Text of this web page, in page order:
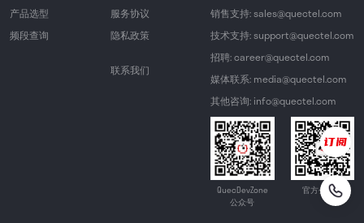
产品选型
频段查询
服务协议
隐私政策
联系我们
销售支持: sales@quectel.com
技术支持: support@quectel.com
招聘: career@quectel.com
媒体联系: media@quectel.com
其他咨询: info@quectel.com
QuecDevZone
公众号
官方公众号